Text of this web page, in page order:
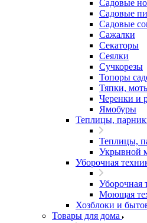
Садовые
Садовые
Садовые
Сажалки
Секаторы
Сеялки
Сучкорезы
Топоры
Тяпки,
Черенки и
Ямобуры
Теплицы,
Теплицы,
Укрывной
Уборочная
Уборочная
Моющая
Хозблоки и
Товары для дома